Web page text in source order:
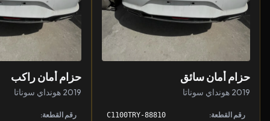
حزام أمان سائق
2019 هونداي سوناتا
رقم القطعة: 88810-C1100TRY
حزام أمان راكب
2019 هونداي سوناتا
رقم القطعة: